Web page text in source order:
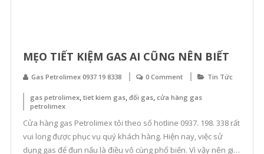
MẸO TIẾT KIỆM GAS AI CŨNG NÊN BIẾT
Gas Petrolimex 0937 19 8338 0 Comment Tin Tức
gas petrolimex, tiet kiem gas, đổi gas, cửa hàng gas
petrolimex
Cửa hàng gas Petrolimex tôi theo số hotline 0937. 198. 338 rất
vui long được phục vụ quý khách hàng. Hiện nay, việc sử
dụng gas để đun nấu là điều vô cùng phổ biến. Vì vậy nên giá